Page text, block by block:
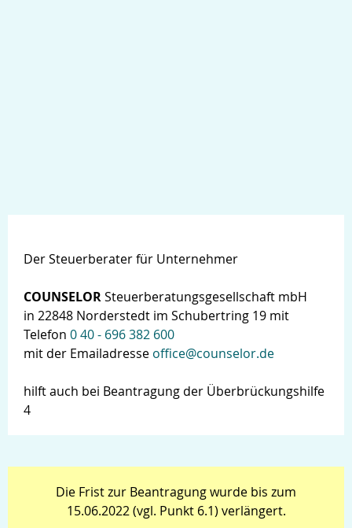
Der Steuerberater für Unternehmer
COUNSELORSteuerberatungsgesellschaft mbH
in 22848 Norderstedt im Schubertring 19 mit
Telefon 0 40 - 696 382 600
mit der Emailadresse office@counselor.de
hilft auch bei Beantragung der Überbrückungshilfe
4
Die Frist zur Beantragung wurde bis zum
15.06.2022 (vgl. Punkt 6.1) verlängert.